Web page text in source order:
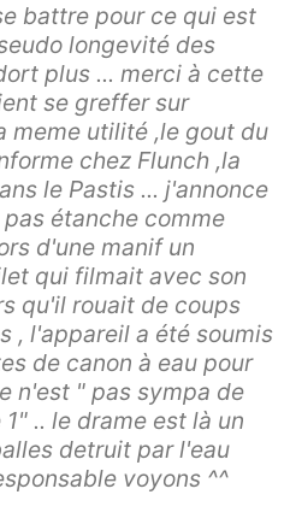
battre pour ce qui est
longevité des
plus ... merci à cette
se greffer sur
meme utilité ,le gout du
chez Flunch ,la
le Pastis ... j'annonce
étanche comme
d'une manif un
qui filmait avec son
qu'il rouait de coups
, l'appareil a été soumis
de canon à eau pour
n'est " pas sympa de
.. le drame est là un
detruit par l'eau
voyons ^^